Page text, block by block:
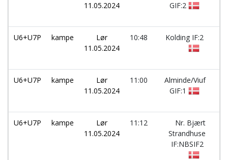
11.05.2024
GIF:2
U6+U7P kampe
Lør
11.05.2024
10:48 Kolding IF:2
U6+U7P kampe
Lør
11.05.2024
11:00
Alminde/Viuf
GIF:1
U6+U7P kampe
Lør
11.05.2024
11:12
Nr. Bjært
Strandhuse
IF:NBSIF2